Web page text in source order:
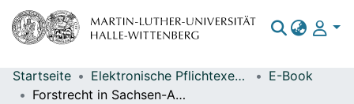
Bereiche & Sammlungen
Startseite Elektronische Pflichtexemplare
E-Book
Forstrecht in Sachsen-Anhalt : Gesetze, Verordnungen, Verwaltungsvorschriften (Auswahl) / Landesverwaltungsamt, Referat Agrarwirtschaft, Ländliche Räume, Fischerei, Forst- und Jagdhoheit